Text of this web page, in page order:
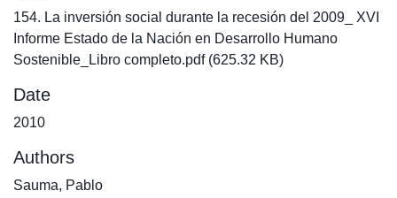
154. La inversión social durante la recesión del 2009_ XVI
Informe Estado de la Nación en Desarrollo Humano
Sostenible_Libro completo.pdf(625.32 KB)
Date
2010
Authors
Sauma, Pablo